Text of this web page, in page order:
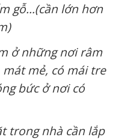
gỗ…(cần lớn hơn
ở những nơi râm
mẻ, có mái tre
bức ở nơi có
trong nhà cần lắp